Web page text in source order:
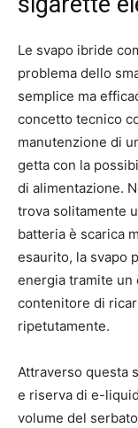
Le svapo ibride
problema dello
semplice ma
concetto tecnico
manutenzione di
getta con la
di alimentazione.
trova solitamente
batteria è scarica
esaurito, la svapo
energia tramite un
contenitore di
ripetutamente.
Attraverso questa
e riserva di e-
volume del